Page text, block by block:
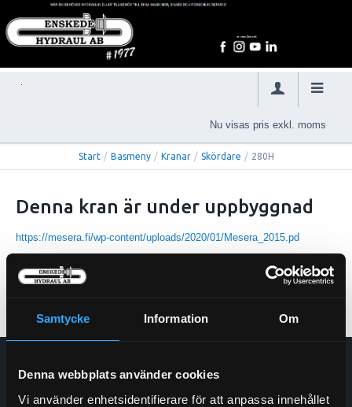
Samtycke Information Om
Denna webbplats använder cookies
Vi använder enhetsidentifierare för att anpassa innehållet
Nu visas pris exkl. moms
Start / Basmeny / Kranar / Skördare / 280H
Denna kran är under uppbyggnad
https://mesera.fi/wp-content/uploads/2020/01/Mesera_2015.pd
Enskede Hydraul AB